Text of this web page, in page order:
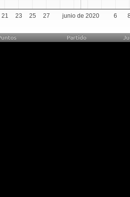
junio de 2020
21 23 25 27 6
Partido